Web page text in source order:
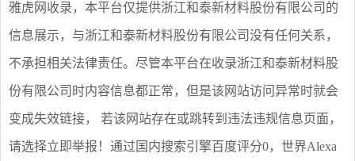
雅虎网收录，本平台仅提供浙江和泰新材料股份有限公司 的
信息展示，与浙江和泰新材料股份有限公司没有任何关系，
不承担相关法律责任。尽管本平台在收录浙江和泰新材料股
份有限公司 时内容信息都正常，但是该网站访问异常时就会
变成失效链接， 若该网站存在或跳转到违法违规信息页面，
请选择立即举报 ！通过国内搜索引擎百度评分0，世界Alexa